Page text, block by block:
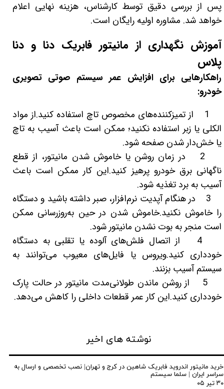
پس از بررسی دقیق توسط کارشناس، هزینه نهایی اعلام
خواهد شد. مشاوره اولیه رایگان است.
آموزش نگهداری از مانیتور فابریک دنا و دنا
پلاس
راهکارهایی برای افزایش عمر سیستم صوتی تصویری
خودرو:
1 از تمیزکننده‌های مخصوص تاچ استفاده کنید. از مواد
الکلی یا زبر استفاده نکنید؛ ممکن است باعث آسیب به تاچ
یا خش‌دار شدن صفحه شود.
2 در زمان روشن یا خاموش شدن مانیتور، از قطع
ناگهانی برق خودرو پرهیز کنید. این کار ممکن است باعث
آسیب به برد تغذیه شود.
3 در هنگام آپدیت نرم‌افزار، صبر داشته باشید و دستگاه
را خاموش نکنید. خاموش شدن در حین به‌روزرسانی ممکن
است منجر به بوت نشدن مانیتور شود.
4 از اتصال فلش‌های آلوده یا تقلبی به دستگاه
خودداری کنید. ویروس یا فایل‌های معیوب می‌توانند به
سیستم آسیب بزنند.
5 از روشن ماندن طولانی‌مدت مانیتور در حالت پارک
خودداری کنید. این کار عمر قطعات داخلی را کاهش می‌دهد.
نوشته های اخیر
خرید مانیتور اندروید فابریک شاهین در کرج و تهران| نصب تخصصی و ارسال به
سراسر ایران | سلما سیستم
۳۰ تیر ۰۵